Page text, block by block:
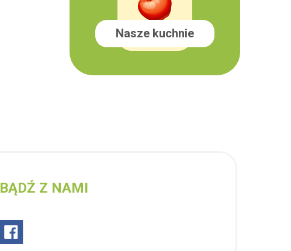
Nasze kuchnie
BĄDŹ Z NAMI